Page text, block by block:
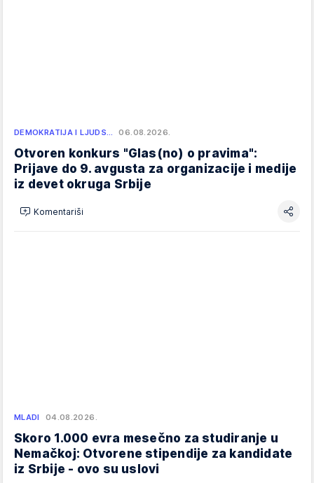
DEMOKRATIJA I LJUDS… 06.08.2026.
Otvoren konkurs "Glas(no) o pravima":
Prijave do 9. avgusta za organizacije i medije
iz devet okruga Srbije
Komentariši
MLADI 04.08.2026.
Skoro 1.000 evra mesečno za studiranje u
Nemačkoj: Otvorene stipendije za kandidate
iz Srbije - ovo su uslovi